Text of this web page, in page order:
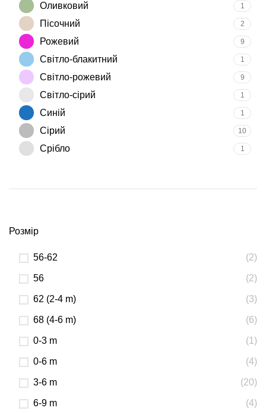
Оливковий 1
Пісочний 2
Рожевий 9
Світло-блакитний 1
Світло-рожевий 9
Світло-сірий 1
Синій 1
Сірий 10
Срібло 1
Розмір
56-62 (2)
56 (2)
62 (2-4 m) (3)
68 (4-6 m) (6)
0-3 m (1)
0-6 m (4)
3-6 m (20)
6-9 m (4)